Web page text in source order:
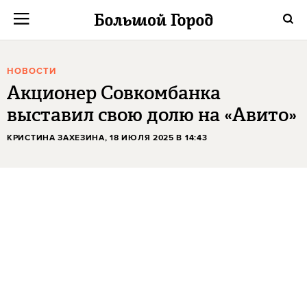
НОВОСТИ
Акционер Совкомбанка
выставил свою долю на «Авито»
КРИСТИНА ЗАХЕЗИНА, 18 ИЮЛЯ 2025 В 14:43